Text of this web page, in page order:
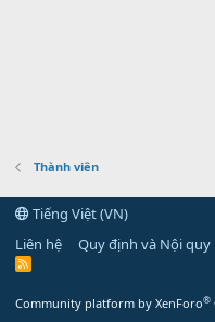
Thành viên
Tiếng Việt (VN)
Liên hệ
Quy định và Nội quy
R
Community platform by XenForo®